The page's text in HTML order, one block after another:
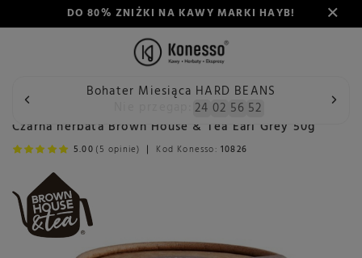
DO 80% ZNIŻKI NA KAWY MARKI HAYB!
Bohater Miesiąca HARD BEANS
24 02 56 52
Wstecz Konesso Herbata Rodzaj Herbata czarna
Czarna herbata Brown House & Tea Earl Grey 50g
5.00 (5 opinie) Kod Konesso: 10826